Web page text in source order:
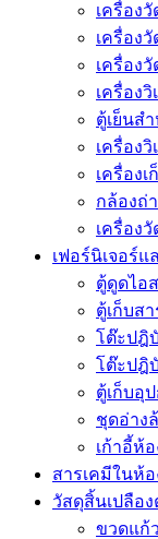
เครื่อง
เครื่อง
เครื่อง
เครื่อง
ตู้เย็นส
เครื่อง
เครื่อง
กล้องถ่
เครื่อง
เฟอร์นิเจอร์
ตู้ดูดไอ
ตู้เก็บส
โต๊ะปฎิ
โต๊ะปฎิ
ตู้เก็บอุ
ชุดอ่าง
เก้าอี้ห้
สารเคมีในห้
วัสดุสิ้นเปลือง
ขวดแก้